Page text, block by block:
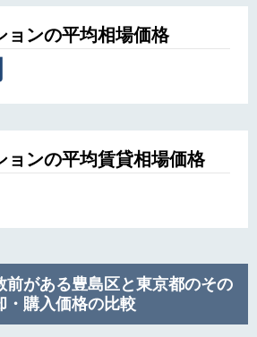
ョンの平均相場価格
ョンの平均賃貸相場価格
前がある豊島区と東京都のその
・購入価格の比較